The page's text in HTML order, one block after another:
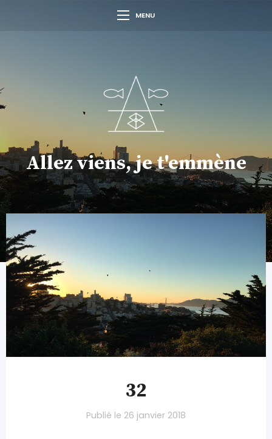
MENU
Allez viens, je t'emmène
32
Publié le 26 janvier 2018